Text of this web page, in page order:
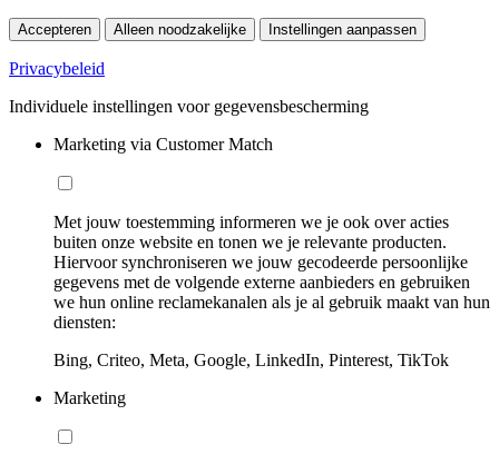
Accepteren Alleen noodzakelijke Instellingen aanpassen
Privacybeleid
Individuele instellingen voor gegevensbescherming
Marketing via Customer Match
Met jouw toestemming informeren we je ook over acties
buiten onze website en tonen we je relevante producten.
Hiervoor synchroniseren we jouw gecodeerde persoonlijke
gegevens met de volgende externe aanbieders en gebruiken
we hun online reclamekanalen als je al gebruik maakt van hun
diensten:
Bing, Criteo, Meta, Google, LinkedIn, Pinterest, TikTok
Marketing